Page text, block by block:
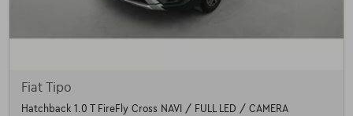
Fiat Tipo
Hatchback 1.0 T FireFly Cross NAVI / FULL LED / CAMERA